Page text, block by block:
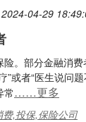
2024-04-29
。部分金融消
或者“医生说问
常……更多
,投保,保险公司